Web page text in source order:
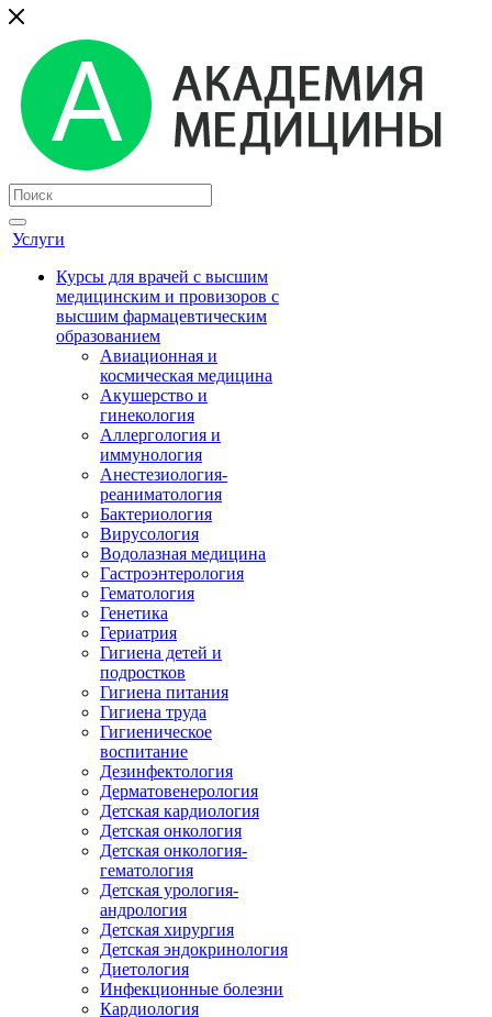
Услуги
Курсы для врачей с высшим
медицинским и провизоров с
высшим фармацевтическим
образованием
Авиационная и
космическая медицина
Акушерство и
гинекология
Аллергология и
иммунология
Анестезиология-
реаниматология
Бактериология
Вирусология
Водолазная медицина
Гастроэнтерология
Гематология
Генетика
Гериатрия
Гигиена детей и
подростков
Гигиена питания
Гигиена труда
Гигиеническое
воспитание
Дезинфектология
Дерматовенерология
Детская кардиология
Детская онкология
Детская онкология-
гематология
Детская урология-
андрология
Детская хирургия
Детская эндокринология
Диетология
Инфекционные болезни
Кардиология